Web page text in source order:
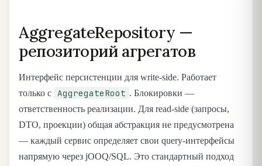
AggregateRepository —
репозиторий агрегатов
Интерфейс персистенции для write-side. Работает
только с AggregateRoot . Блокировки —
ответственность реализации. Для read-side (запросы,
DTO, проекции) общая абстракция не предусмотрена
— каждый сервис определяет свои query-интерфейсы
напрямую через jOOQ/SQL. Это стандартный подход